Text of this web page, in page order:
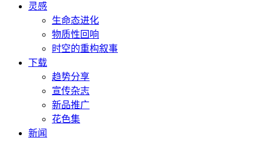
灵感
生命态进化
物质性回响
时空的重构叙事
下载
趋势分享
宣传杂志
新品推广
花色集
新闻